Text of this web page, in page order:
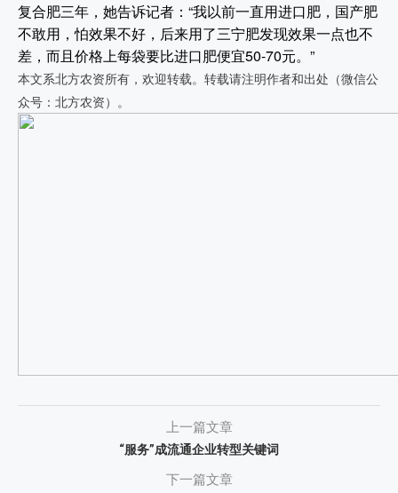
复合肥三年，她告诉记者：“我以前一直用进口肥，国产肥
不敢用，怕效果不好，后来用了三宁肥发现效果一点也不
差，而且价格上每袋要比进口肥便宜50-70元。”
本文系北方农资所有，欢迎转载。转载请注明作者和出处（微信公
众号：北方农资）。
上一篇文章
“服务”成流通企业转型关键词
下一篇文章